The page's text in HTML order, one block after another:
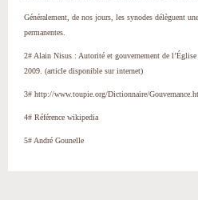
Généralement, de nos jours, les synodes délèguent
permanentes.
2# Alain Nisus : Autorité et gouvernement de
2009. (article disponible sur internet)
3# http://www.toupie.org/Dictionnaire/
4# Référence wikipedia
5# André Gounelle